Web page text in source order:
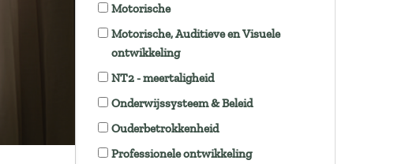
Motorische
Motorische, Auditieve en Visuele
ontwikkeling
NT2 - meertaligheid
Onderwijssysteem & Beleid
Ouderbetrokkenheid
Professionele ontwikkeling